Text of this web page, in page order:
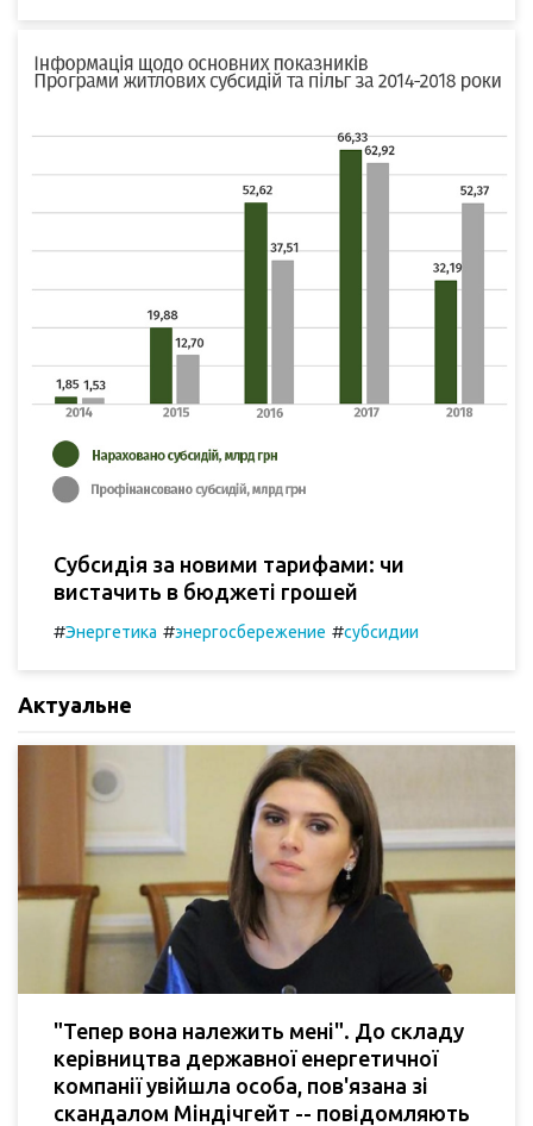
Субсидія за новими тарифами: чи
вистачить в бюджеті грошей
#Энергетика #энергосбережение #субсидии
Актуальне
"Тепер вона належить мені". До складу
керівництва державної енергетичної
компанії увійшла особа, пов'язана зі
скандалом Міндічгейт -- повідомляють